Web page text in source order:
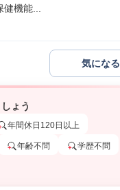
機能...
気になる
ょう
年間休日120日以上
年齢不問 学歴不問